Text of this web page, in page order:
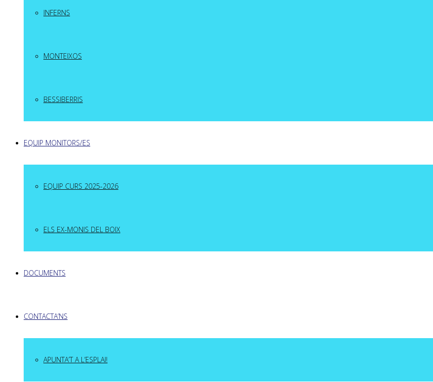
INFERNS
MONTEIXOS
BESSIBERRIS
EQUIP MONITORS/ES
EQUIP CURS 2025-2026
ELS EX-MONIS DEL BOIX
DOCUMENTS
CONTACTA’NS
APUNTA’T A L’ESPLAI!